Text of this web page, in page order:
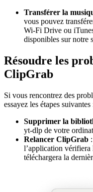
Transférer la
vous pouvez
Wi-Fi Drive ou
disponibles sur notre
Résoudre les
ClipGrab
Si vous rencontrez des
essayez les étapes suivantes
Supprimer la
yt-dlp de votre
Relancer ClipGrab
l’application
téléchargera la